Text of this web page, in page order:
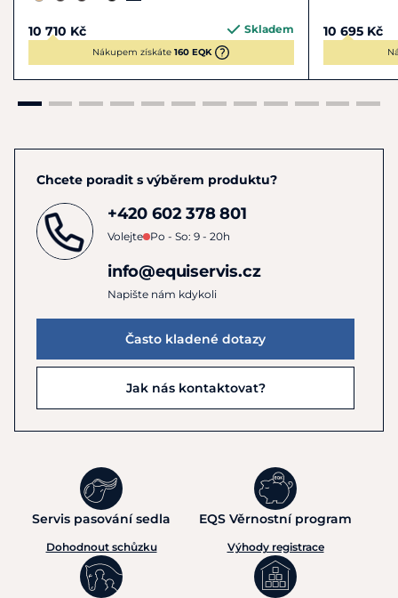
vysouší vlákna kůže.
10 710 Kč Skladem
Nákupem získáte160 EQK
10 695 Kč
Chcete poradit s výběrem produktu?
+420 602 378 801
Volejte Po - So: 9 - 20h
info@equiservis.cz
Napište nám kdykoli
Často kladené dotazy
Jak nás kontaktovat?
Servis pasování sedla
Dohodnout schůzku
EQS Věrnostní program
Výhody registrace